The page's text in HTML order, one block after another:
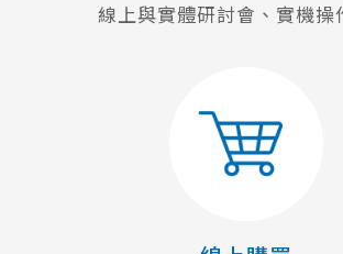
線上與實體研討會、實機操